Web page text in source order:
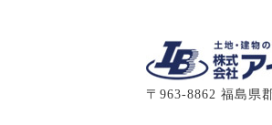
〒963-8862 福島県